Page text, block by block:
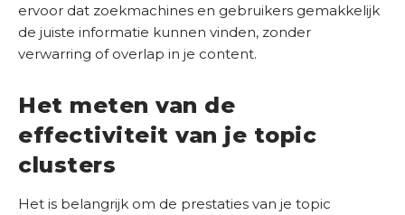
ervoor dat zoekmachines en gebruikers gemakkelijk
de juiste informatie kunnen vinden, zonder
verwarring of overlap in je content.
Het meten van de
effectiviteit van je topic
clusters
Het is belangrijk om de prestaties van je topic